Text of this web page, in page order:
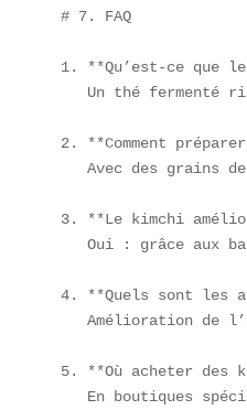
# 7. FAQ
1. **Qu’est-ce que
Un thé fermenté
2. **Comment
Avec des grains
3. **Le kimchi
Oui : grâce aux
4. **Quels sont les
Amélioration de
5. **Où acheter des
En boutiques